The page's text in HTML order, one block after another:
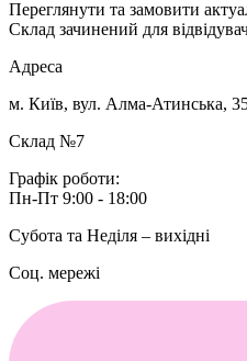
Переглянути та замовити
Склад зачинений для
Адреса
м. Київ, вул. Алма-Атинська,
Склад №7
Графік роботи:
Пн-Пт 9:00 - 18:00
Субота та Неділя – вихідні
Соц. мережі